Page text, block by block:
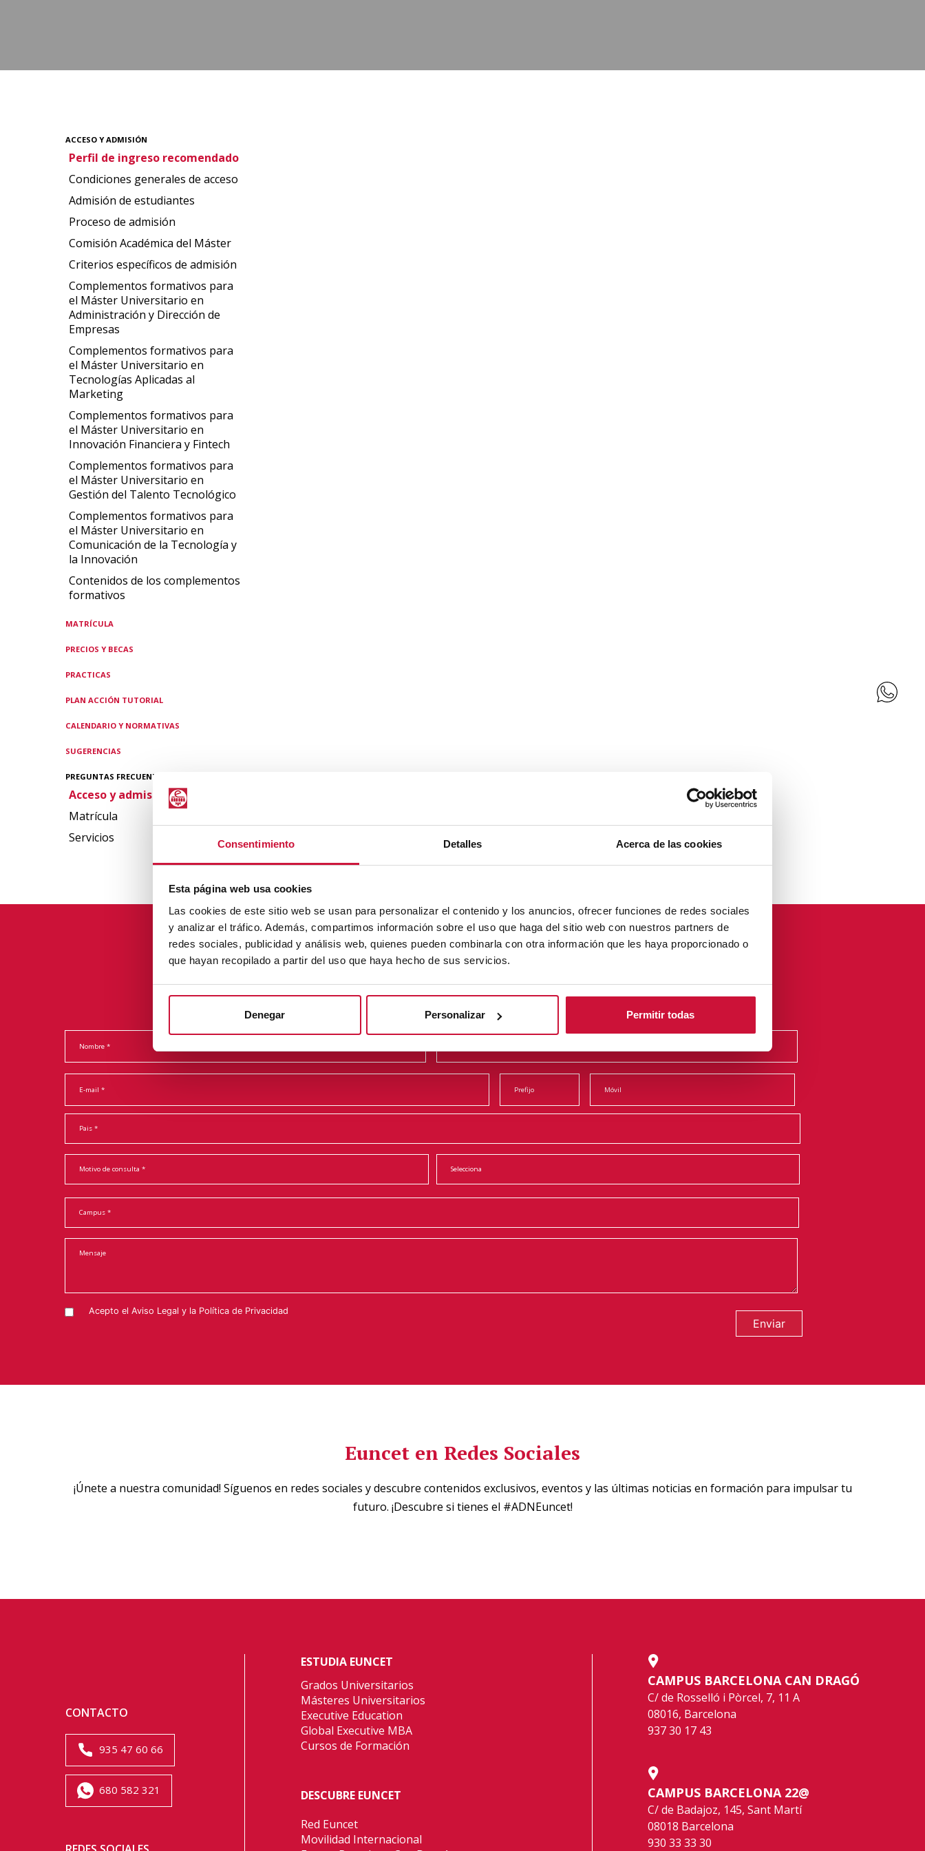
Consentimiento Detalles Acerca de las cookies
Esta página web usa cookies
Las cookies de este sitio web se usan para personalizar el contenido y los anuncios, ofrecer funciones de redes sociales
y analizar el tráfico. Además, compartimos información sobre el uso que haga del sitio web con nuestros partners de
redes sociales, publicidad y análisis web, quienes pueden combinarla con otra información que les haya proporcionado o
que hayan recopilado a partir del uso que haya hecho de sus servicios.
Denegar Personalizar Permitir todas
ACCESO Y ADMISIÓN
Perfil de ingreso recomendado
Condiciones generales de acceso
Admisión de estudiantes
Proceso de admisión
Comisión Académica del Máster
Criterios específicos de admisión
Complementos formativos para
el Máster Universitario en
Administración y Dirección de
Empresas
Complementos formativos para
el Máster Universitario en
Tecnologías Aplicadas al
Marketing
Complementos formativos para
el Máster Universitario en
Innovación Financiera y Fintech
Complementos formativos para
el Máster Universitario en
Gestión del Talento Tecnológico
Complementos formativos para
el Máster Universitario en
Comunicación de la Tecnología y
la Innovación
Contenidos de los complementos
formativos
MATRÍCULA
PRECIOS Y BECAS
PRACTICAS
PLAN ACCIÓN TUTORIAL
CALENDARIO Y NORMATIVAS
SUGERENCIAS
PREGUNTAS FRECUENTES
Acceso y admisión
Matrícula
Servicios
Contacta con nosotros
Acepto el Aviso Legal y la Política de Privacidad
Enviar
Euncet en Redes Sociales
¡Únete a nuestra comunidad! Síguenos en redes sociales y descubre contenidos exclusivos, eventos y las últimas noticias en formación para impulsar tu
futuro. ¡Descubre si tienes el #ADNEuncet!
CONTACTO
935 47 60 66
680 582 321
ESTUDIA EUNCET
Grados Universitarios
Másteres Universitarios
Executive Education
Global Executive MBA
Cursos de Formación
DESCUBRE EUNCET
Red Euncet
Movilidad Internacional
CAMPUS BARCELONA CAN DRAGÓ
C/ de Rosselló i Pòrcel, 7, 11 A
08016, Barcelona
937 30 17 43
CAMPUS BARCELONA 22@
C/ de Badajoz, 145, Sant Martí
08018 Barcelona
930 33 33 30